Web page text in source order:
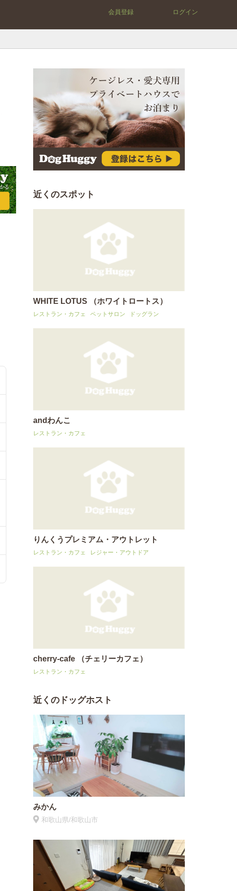
会員登録 ログイン
近くのスポット
WHITE LOTUS （ホワイトロートス）
レストラン・カフェ ペットサロン ドッグラン
andわんこ
レストラン・カフェ
りんくうプレミアム・アウトレット
レストラン・カフェ レジャー・アウトドア
cherry-cafe （チェリーカフェ）
レストラン・カフェ
近くのドッグホスト
みかん
和歌山県/和歌山市